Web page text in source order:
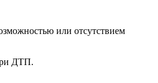
или отсутствием
ДТП.